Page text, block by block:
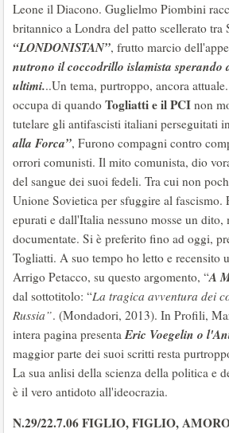
Leone il Diacono. Guglielmo Piombini
britannico a Londra del patto scellerato tra
“LONDONISTAN”, frutto marcio
nutrono il coccodrillo islamista sperando
ultimi...Un tema, purtroppo, ancora
occupa di quando Togliatti e il PCI non
tutelare gli antifascisti italiani perseguitati
alla Forca”, Furono compagni contro
orrori comunisti. Il mito comunista, dio
del sangue dei suoi fedeli. Tra cui non
Unione Sovietica per sfuggire al fascismo.
epurati e dall'Italia nessuno mosse un dito,
documentate. Si è preferito fino ad oggi,
Togliatti. A suo tempo ho letto e recensito
Arrigo Petacco, su questo argomento, “A
dal sottotitolo: “La tragica avventura dei
Russia”. (Mondadori, 2013). In Profili,
intera pagina presentaEric Voegelin o
maggior parte dei suoi scritti resta
La sua anlisi della scienza della politica e
è il vero antidoto all'ideocrazia.
N.29/22.7.06FIGLIO, FIGLIO,